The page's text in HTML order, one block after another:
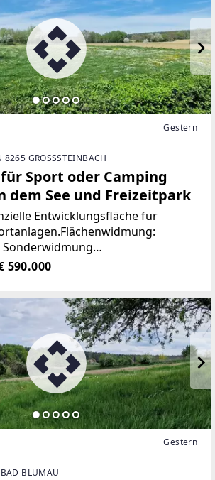
Gestern
GROSSSTEINBACH
Sport oder Camping
dem See und Freizeitpark
Entwicklungsfläche für
in Großsteinbach, einem
im malerischen Bezirk Hartberg-
590.000
Gestern
BLUMAU